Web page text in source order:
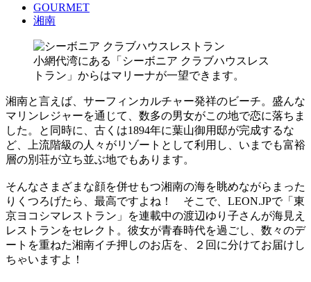
GOURMET
湘南
小網代湾にある「シーボニア クラブハウスレス
トラン」からはマリーナが一望できます。
湘南と言えば、サーフィンカルチャー発祥のビーチ。盛んな
マリンレジャーを通じて、数多の男女がこの地で恋に落ちま
した。と同時に、古くは1894年に葉山御用邸が完成するな
ど、上流階級の人々がリゾートとして利用し、いまでも富裕
層の別荘が立ち並ぶ地でもあります。
そんなさまざまな顔を併せもつ湘南の海を眺めながらまった
りくつろげたら、最高ですよね！ そこで、LEON.JPで「東
京ヨコシマレストラン」を連載中の渡辺ゆり子さんが海見え
レストランをセレクト。彼女が青春時代を過ごし、数々のデ
ートを重ねた湘南イチ押しのお店を、２回に分けてお届けし
ちゃいますよ！